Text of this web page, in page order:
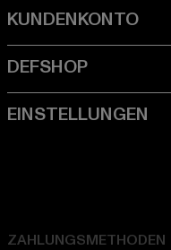
ZAHLUNGSMETHODEN